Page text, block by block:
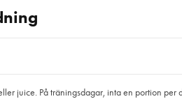
juice. På träningsdagar, inta en portion per